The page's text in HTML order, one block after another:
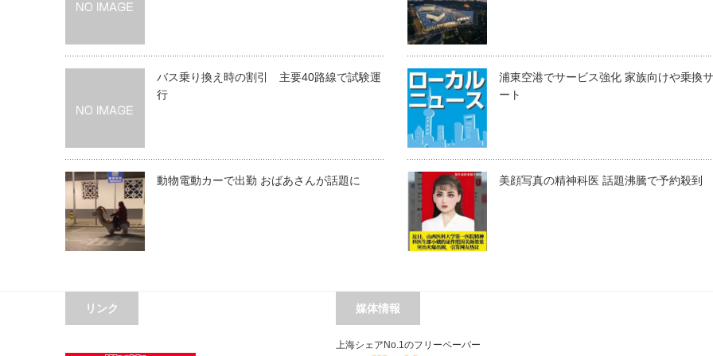
バス乗り換え時の割引 主要40路線で試験運
行
動物電動カーで出勤 おばあさんが話題に
浦東空港でサービス強化 家族向けや乗換
ート
美顔写真の精神科医 話題沸騰で予約殺到
リンク 媒体情報
上海シェアNo.1のフリーペーパー